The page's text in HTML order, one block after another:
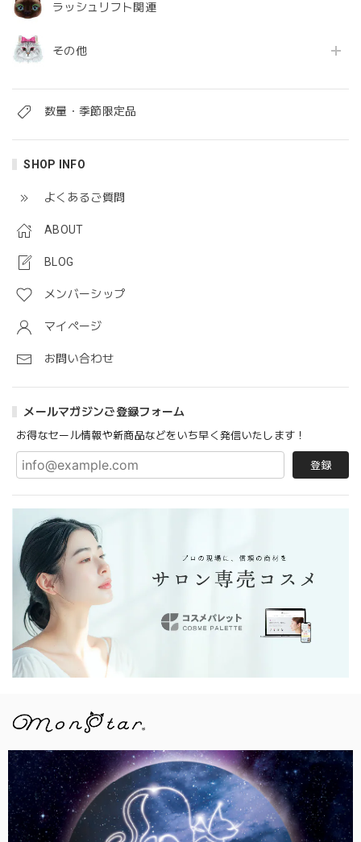
ラッシュリフト関連
その他
数量・季節限定品
SHOP INFO
よくあるご質問
ABOUT
BLOG
メンバーシップ
マイページ
お問い合わせ
メールマガジンご登録フォーム
お得なセール情報や新商品などをいち早く発信いたします！
登録